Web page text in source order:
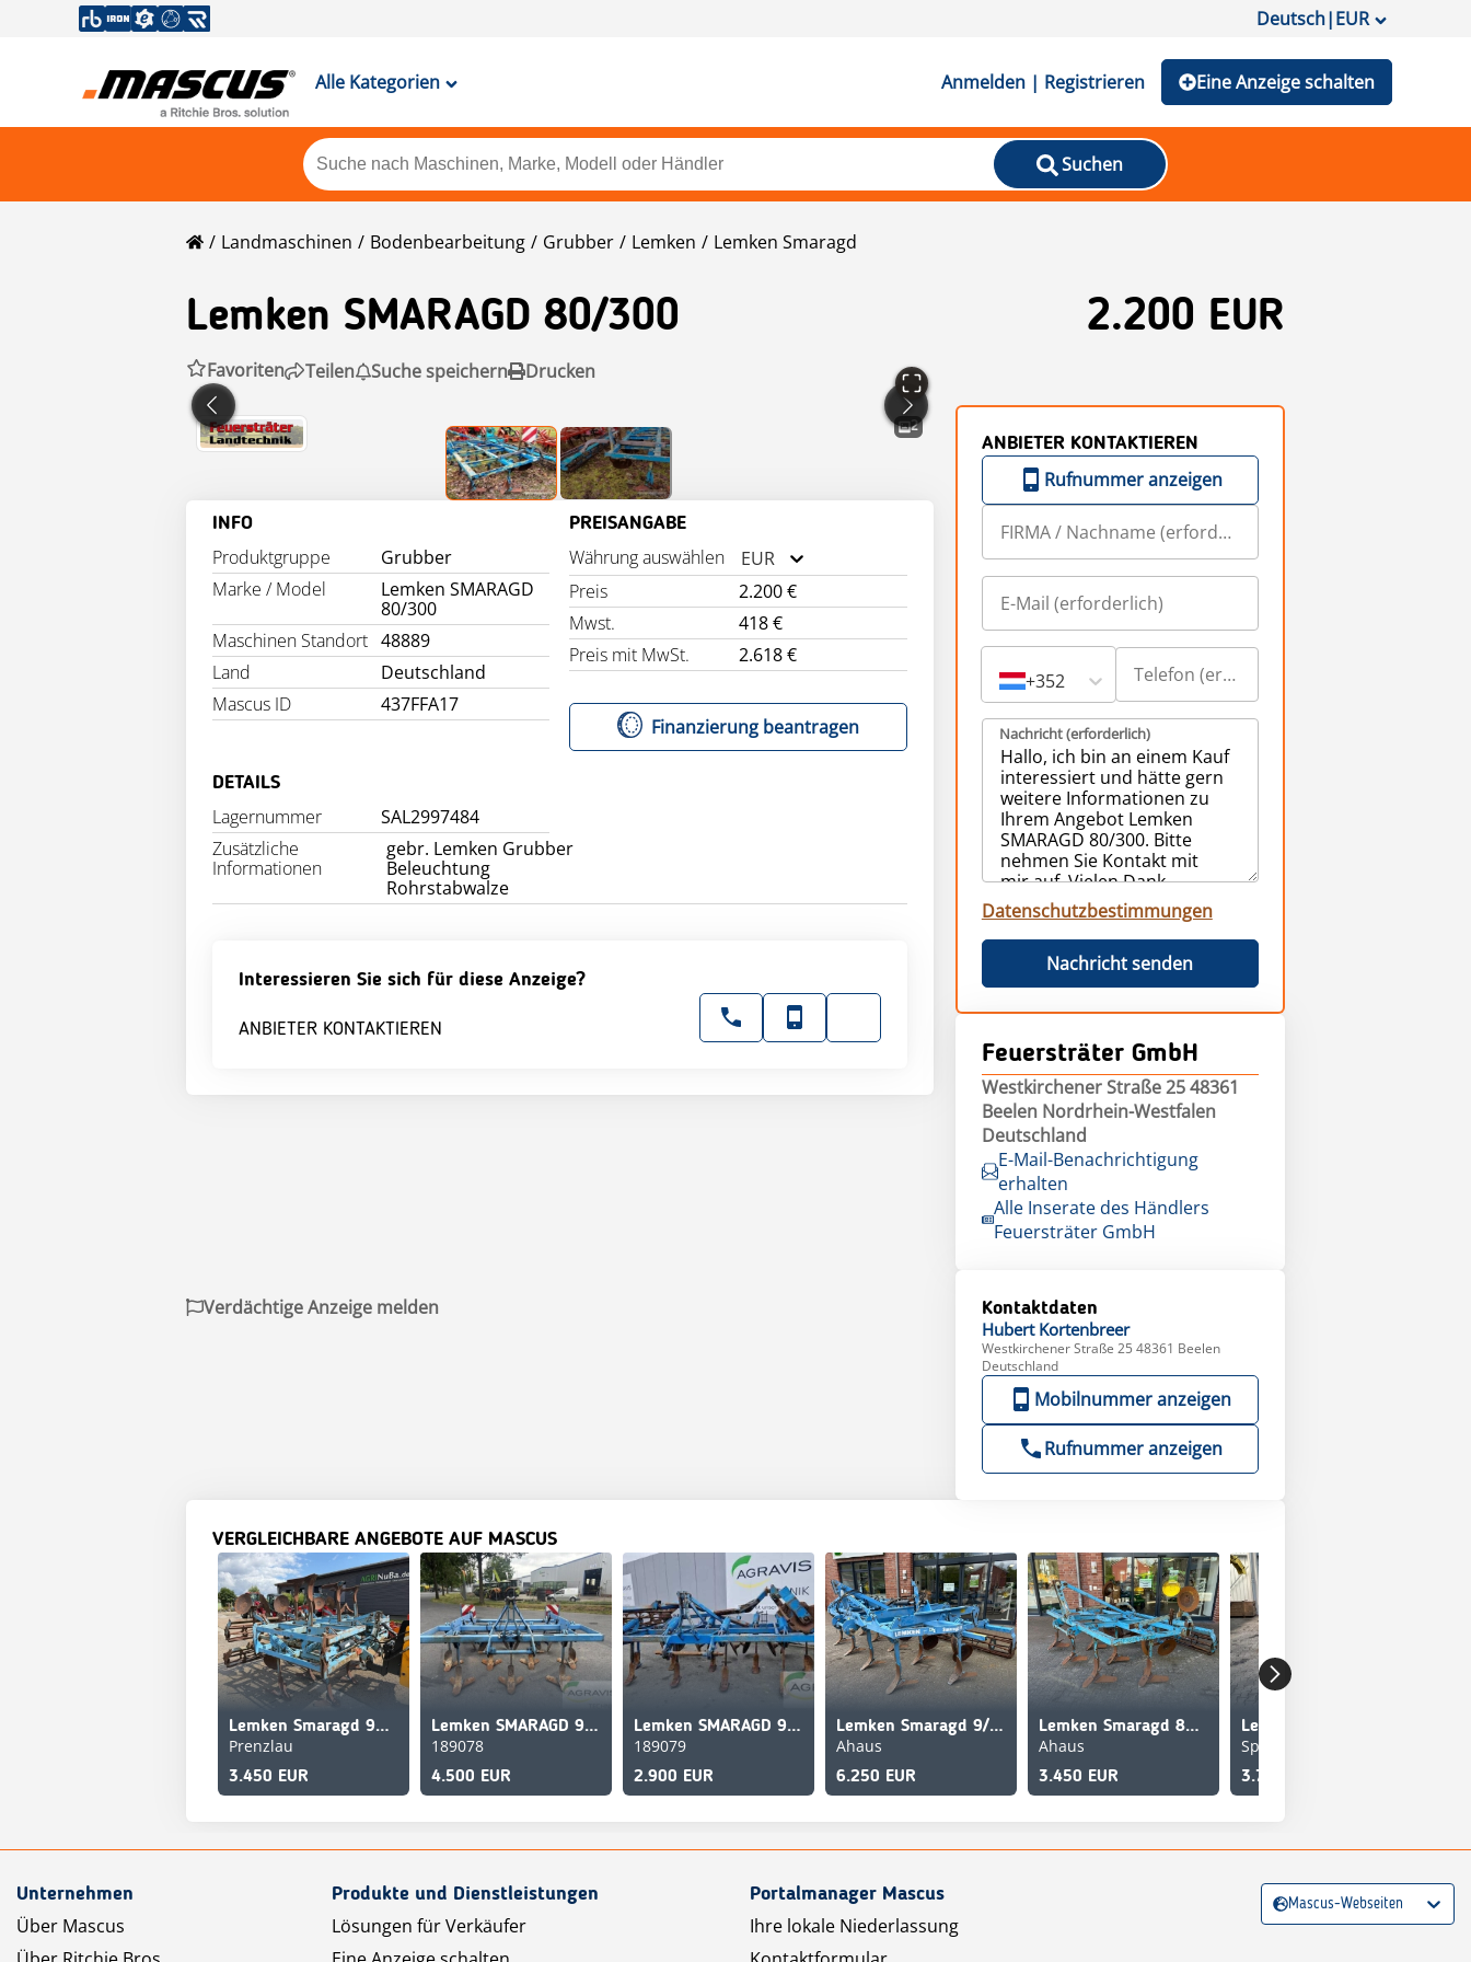
Deutsch|EUR
Alle Kategorien Anmelden | Registrieren Eine Anzeige schalten
Suchen
Landmaschinen Bodenbearbeitung Grubber Lemken Lemken Smaragd
Lemken SMARAGD 80/300 2.200 EUR
Favoriten Teilen Suche speichern Drucken
2
INFO
Produktgruppe
Grubber
Marke / Model
Lemken SMARAGD
80/300
Maschinen Standort 48889
Land
Deutschland
Mascus ID
437FFA17
PREISANGABE
Währung auswählen
EUR
Preis
2.200 €
Mwst.
418 €
Preis mit MwSt.
2.618 €
Finanzierung beantragen
DETAILS
Lagernummer
SAL2997484
Zusätzliche
Informationen
gebr. Lemken Grubber
Beleuchtung
Rohrstabwalze
Interessieren Sie sich für diese Anzeige?
ANBIETER KONTAKTIEREN
ANBIETER KONTAKTIEREN
Rufnummer anzeigen
+352
Nachricht (erforderlich)
Datenschutzbestimmungen
Nachricht senden
Feuersträter GmbH
Westkirchener Straße 25 48361
Beelen Nordrhein-Westfalen
Deutschland
E-Mail-Benachrichtigung
erhalten
Alle Inserate des Händlers
Feuersträter GmbH
Kontaktdaten
Hubert Kortenbreer
Westkirchener Straße 25 48361 Beelen
Deutschland
Mobilnummer anzeigen
Rufnummer anzeigen
Verdächtige Anzeige melden
VERGLEICHBARE ANGEBOTE AUF MASCUS
Lemken Smaragd 90/550 UE
Prenzlau
3.450 EUR
Lemken SMARAGD 9/300
189078
4.500 EUR
Lemken SMARAGD 90/380
189079
2.900 EUR
Lemken Smaragd 9/400 K
Ahaus
6.250 EUR
Lemken Smaragd 80-260
Ahaus
3.450 EUR
Spelle
3.700 EUR
Unternehmen
Über Mascus
Produkte und Dienstleistungen
Lösungen für Verkäufer
Portalmanager Mascus
Ihre lokale Niederlassung
Mascus-Webseiten